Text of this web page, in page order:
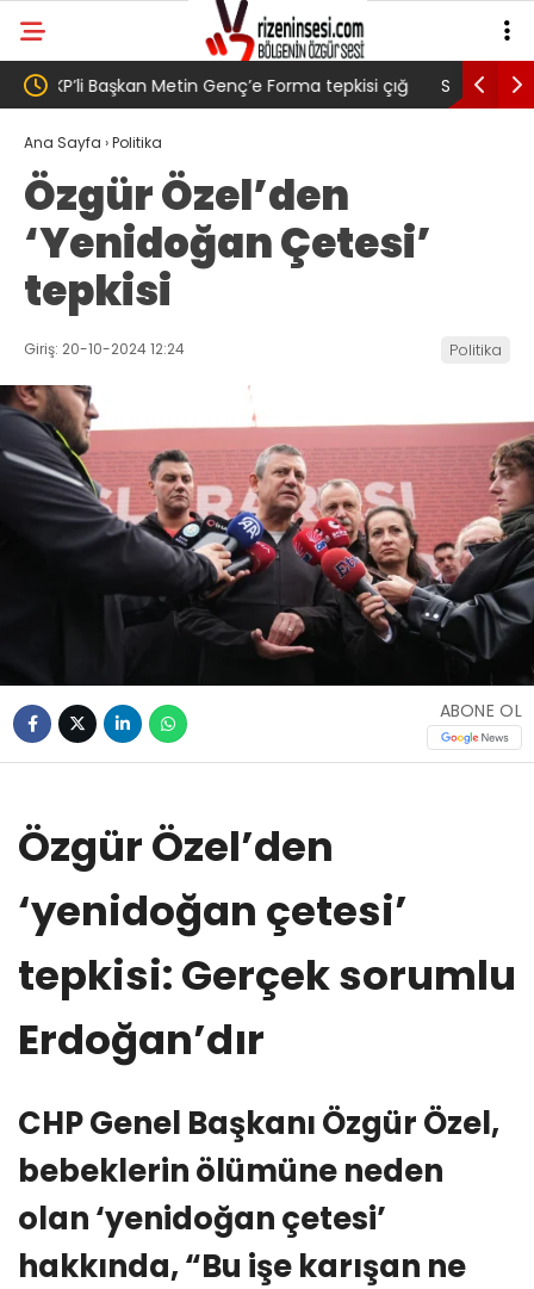
çığ Salah transferi sonrası 6661 forma alan
belediye başkanına ‘Kimin parasıyla’ sorusu
Pazarlı
Ana Sayfa ›Politika
Özgür Özel’den
‘Yenidoğan Çetesi’
tepkisi
Giriş: 20-10-2024 12:24 Politika
ABONE OL
Özgür Özel’den
‘yenidoğan çetesi’
tepkisi: Gerçek sorumlu
Erdoğan’dır
CHP Genel Başkanı Özgür Özel,
bebeklerin ölümüne neden
olan ‘yenidoğan çetesi’
hakkında, “Bu işe karışan ne